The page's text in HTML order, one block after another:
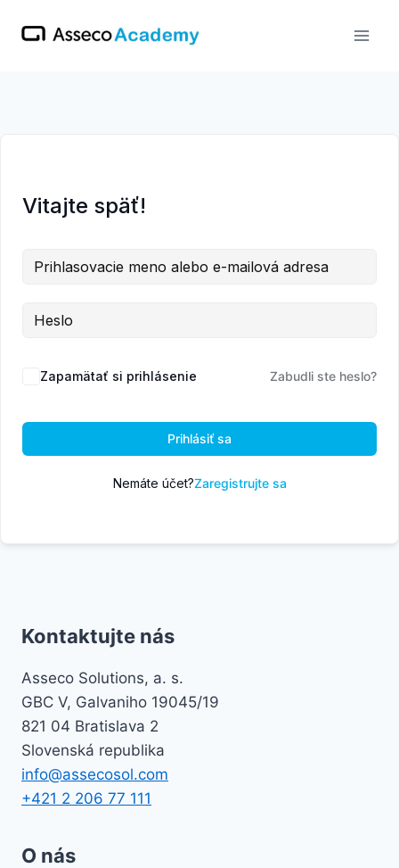
Vitajte späť!
Zapamätať si prihlásenie Zabudli ste heslo?
Prihlásiť sa
Nemáte účet?Zaregistrujte sa
Kontaktujte nás
Asseco Solutions, a. s.
GBC V, Galvaniho 19045/19
821 04 Bratislava 2
Slovenská republika
info@assecosol.com
+421 2 206 77 111
O nás